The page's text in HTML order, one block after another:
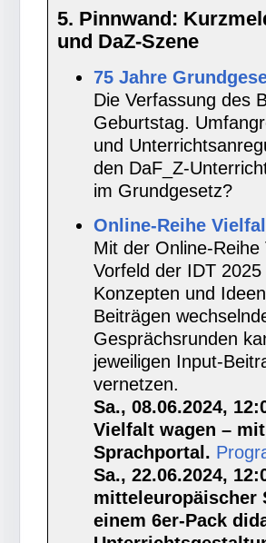
5. Pinnwand:
und DaZ-Szene
75 Jahre
Die Verfassung des
Geburtstag.
und
den DaF_Z-
im Grundgesetz?
Online-Reihe
Mit der Online-
Vorfeld der IDT
Konzepten und
Beiträgen
Gesprächsrunden
jeweiligen Input-
vernetzen.
Sa., 08.06.2024,
Vielfalt wagen –
Sprachportal.
Sa., 22.06.2024,
mitteleuropäischer
einem 6er-Pack